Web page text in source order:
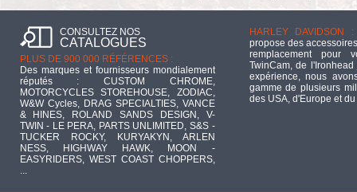
CONSULTEZ NOS
CATALOGUES
PLUS DE 900 000 RÉFÉRENCES :
Des marques et fournisseurs mondialement
réputés : CUSTOM CHROME,
MOTORCYCLES STOREHOUSE, ZODIAC,
W&W Cycles, DRAG SPECIALTIES, VANCE
& HINES, ROLAND SANDS DESIGN, V-
TWIN - LE PERA, PARTS UNLIMITED, S&S -
TUCKER ROCKY, KURYAKYN, ARLEN
NESS, HIGHWAY HAWK, MOON -
EASYRIDERS, WEST COAST CHOPPERS,
...
HARLEY DAVIDSON :
propose des
remplacement pour
TwinCam, de
expérience, nous
gamme de plusieurs
des USA, d'Europe et